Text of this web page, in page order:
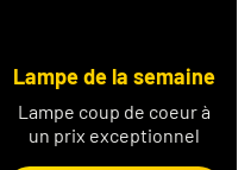
Lampe de la semaine
Lampe coup de coeur à
un prix exceptionnel